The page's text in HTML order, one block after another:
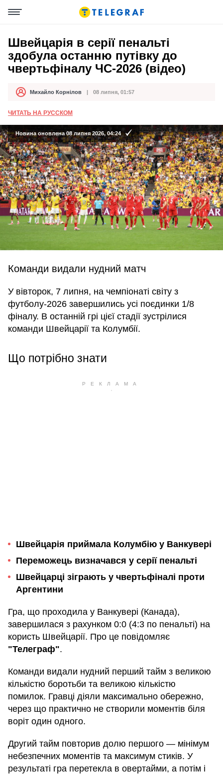
Швейцарія в серії пенальті
здобула останню путівку до
чвертьфіналу ЧС-2026 (відео)
АвторМихайло Корнілов
Дата публікації 08 липня, 01:57
ЧИТАТЬ НА РУССКОМ
Новина оновлена 08 липня 2026, 04:24
Команди видали нудний матч
У вівторок, 7 липня, на чемпіонаті світу з
футболу-2026 завершились усі поєдинки 1/8
фіналу. В останній грі цієї стадії зустрілися
команди Швейцарії та Колумбії.
Що потрібно знати
Швейцарія приймала Колумбію у Ванкувері
Переможець визначався у серії пенальті
Швейцарці зіграють у чвертьфіналі проти
Аргентини
Гра, що проходила у Ванкувері (Канада),
завершилася з рахунком 0:0 (4:3 по пенальті) на
користь Швейцарії. Про це повідомляє
"Телеграф".
Команди видали нудний перший тайм з великою
кількістю боротьби та великою кількістю
помилок. Гравці діяли максимально обережно,
через що практично не створили моментів біля
воріт один одного.
Другий тайм повторив долю першого — мінімум
небезпечних моментів та максимум стиків. У
результаті гра перетекла в овертайми, а потім і